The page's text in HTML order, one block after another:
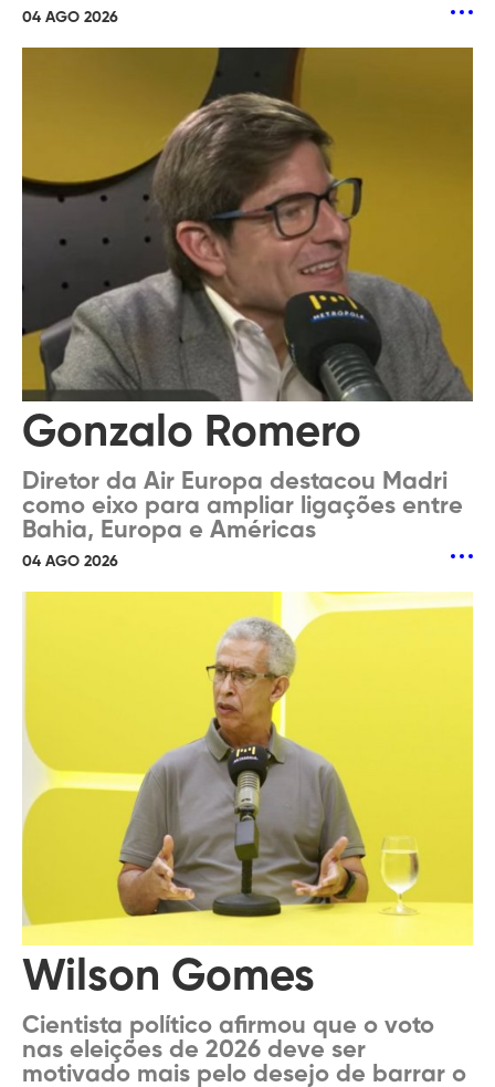
04 AGO 2026
Gonzalo Romero
Diretor da Air Europa destacou Madri
como eixo para ampliar ligações entre
Bahia, Europa e Américas
04 AGO 2026
Wilson Gomes
Cientista político afirmou que o voto
nas eleições de 2026 deve ser
motivado mais pelo desejo de barrar o